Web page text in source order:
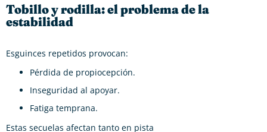
Tobillo y rodilla: el problema de la
estabilidad
Esguinces repetidos provocan:
Pérdida de propiocepción.
Inseguridad al apoyar.
Fatiga temprana.
Estas secuelas afectan tanto en pista